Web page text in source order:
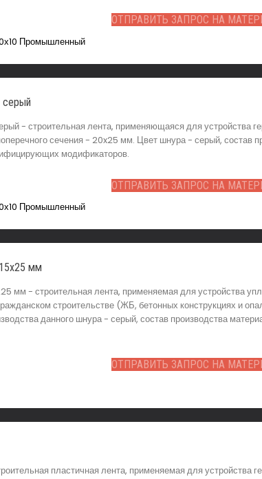
ОТПРАВИТЬ ЗАПРОС НА
серый
- строительная лента, применяющаяся для устройства
сечения - 20x25 мм. Цвет шнура - серый, состав
модификаторов.
ОТПРАВИТЬ ЗАПРОС НА
мм
мм - строительная лента, применяемая для устройства
строительстве (ЖБ, бетонных конструкциях и
данного шнура - серый, состав производства
ОТПРАВИТЬ ЗАПРОС НА
пластичная лента, применяемая для устройства